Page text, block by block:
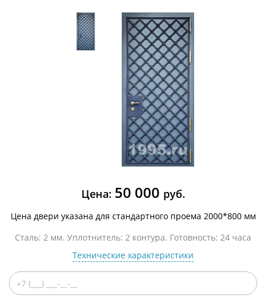
Цена: 50 000 руб.
Цена двери указана для стандартного проема 2000*800 мм
Сталь: 2 мм. Уплотнитель: 2 контура. Готовность: 24 часа
Технические характеристики